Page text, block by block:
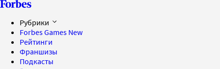
Рубрики
Forbes Games New
Рейтинги
Франшизы
Подкасты